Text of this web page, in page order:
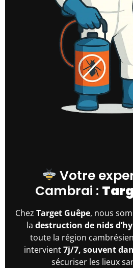
Votre
Cambrai :
Chez Target Guêpe, nous
la destruction de nids
toute la région
intervient7j/7, souvent
sécuriser les lieux